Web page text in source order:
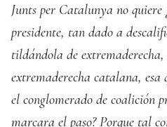
Junts per Catalunya no
presidente, tan dado a
tildándola de
extremaderecha catalana,
el conglomerado de coalición
marcara el paso? Porque tal